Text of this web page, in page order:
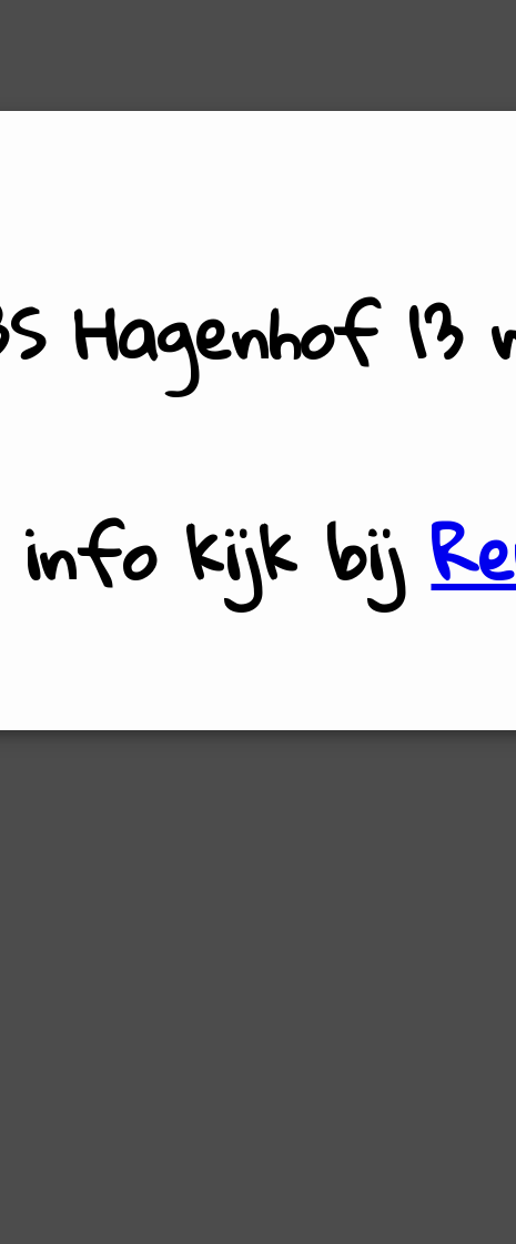
Hagenhof 13
info kijk bij